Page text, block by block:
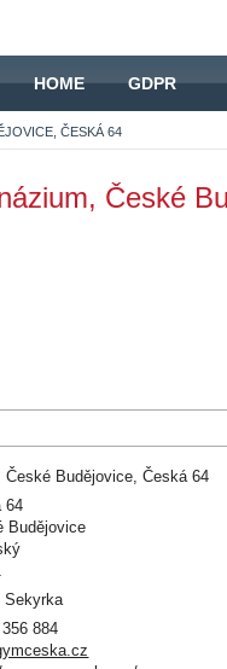
HOME GDPR
ČESKÁ 64
České
České Budějovice, Česká 64
64
Budějovice
Sekyrka
884